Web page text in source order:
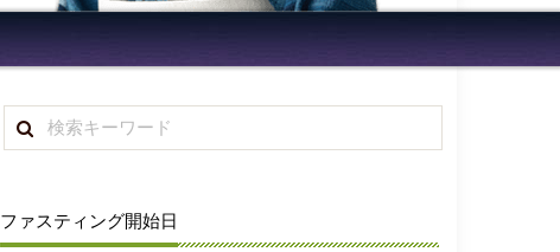
ファスティング開始日